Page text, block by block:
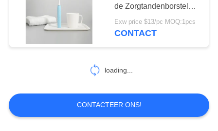
Mondelinge
25
de Zorgtandenborstels
IPX7 van Sonic 0.7W
voor Reis
Exw price $13/pc MOQ:1pcs
CONTACT
loading...
CONTACTEER ONS!